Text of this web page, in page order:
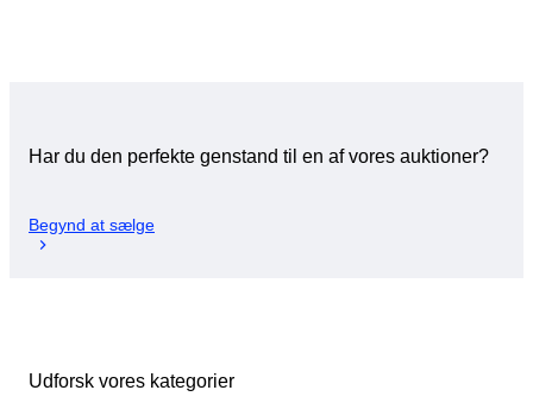
Har du den perfekte genstand til en af vores auktioner?
Begynd at sælge
Udforsk vores kategorier